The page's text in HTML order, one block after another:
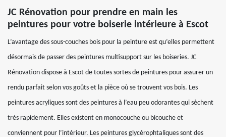
JC Rénovation pour prendre en main les
peintures pour votre boiserie intérieure à Escot
L’avantage des sous-couches bois pour la peinture est qu’elles permettent
désormais de passer des peintures multisupport sur les boiseries. JC
Rénovation dispose à Escot de toutes sortes de peintures pour assurer un
rendu parfait selon vos goûts et la pièce où se trouvent vos bois. Les
peintures acryliques sont des peintures à l’eau peu odorantes qui sèchent
très rapidement. Elles existent en monocouche ou bicouche et
conviennent pour l’intérieur. Les peintures glycérophtaliques sont des